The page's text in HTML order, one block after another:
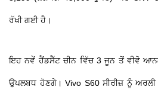
ਰੱਖੀ ਗਈ ਹੈ।
ਇਹ ਨਵੇਂ ਹੈਂਡਸੈੱਟ ਚੀਨ ਵਿੱਚ 3 ਜੂਨ ਤੋਂ ਵੀਵੋ
ਉਪਲਬਧ ਹੋਣਗੇ। Vivo S60 ਸੀਰੀਜ਼ ਨੂੰ